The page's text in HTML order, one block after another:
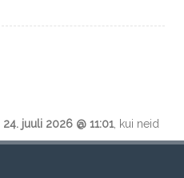
24. juuli 2026 @ 11:01 , kui neid